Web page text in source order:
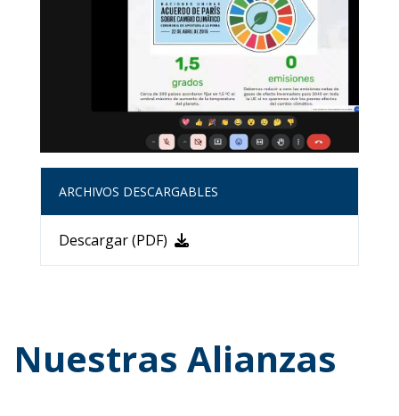
ARCHIVOS DESCARGABLES
Descargar (PDF)
Nuestras Alianzas